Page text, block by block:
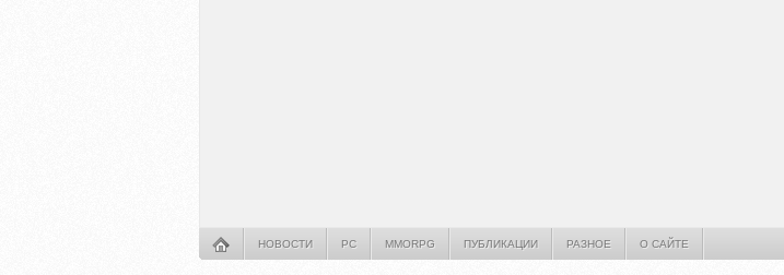
НОВОСТИ PC MMORPG ПУБЛИКАЦИИ РАЗНОЕ О САЙТЕ